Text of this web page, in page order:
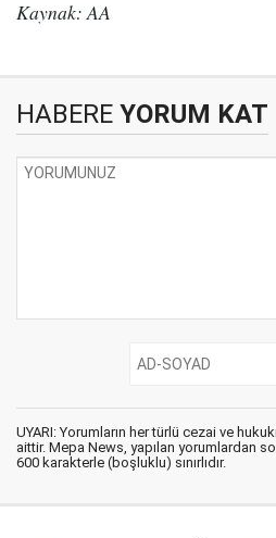
Kaynak: AA
HABERE YORUM KAT
UYARI: Yorumların her türlü cezai ve
aittir. Mepa News, yapılan yorumlardan
600 karakterle (boşluklu) sınırlıdır.